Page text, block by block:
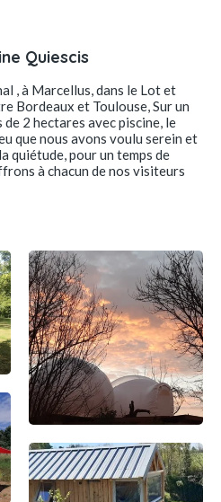
Quiescis
, à Marcellus, dans le Lot et
Bordeaux et Toulouse, Sur un
2 hectares avec piscine, le
que nous avons voulu serein et
quiétude, pour un temps de
à chacun de nos visiteurs